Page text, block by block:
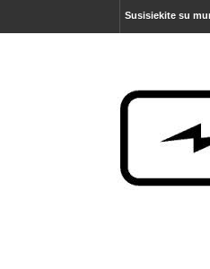
Susisiekite su